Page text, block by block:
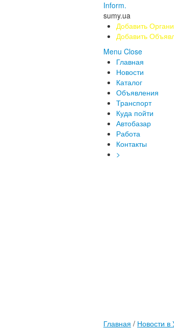
Inform.
sumy.ua
Добавить
Добавить
Menu Close
Главная
Новости
Каталог
Объявления
Транспорт
Куда пойти
Автобазар
Работа
Контакты
>
Главная / Новости